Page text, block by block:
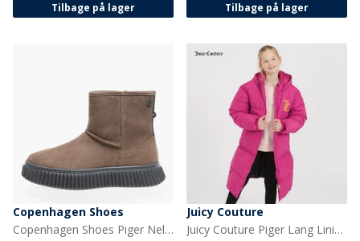
Tilbage på lager Tilbage på lager
Copenhagen Shoes
Copenhagen Shoes Piger Nelly Støvler 0241 Cognac
Juicy Couture
Juicy Couture Piger Lang Linie Pufferjakke Festival Fuchsia